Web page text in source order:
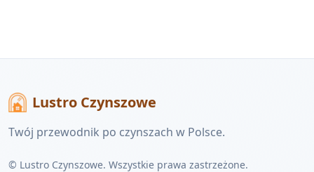
Lustro Czynszowe
Twój przewodnik po czynszach w Polsce.
© Lustro Czynszowe. Wszystkie prawa zastrzeżone.